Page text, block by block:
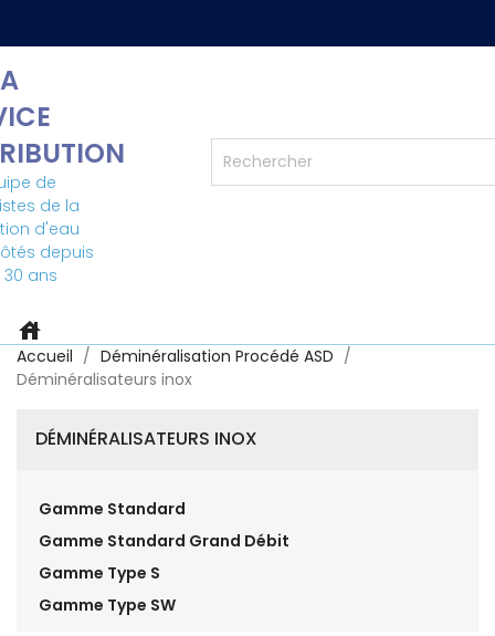
de
de la
d'eau
depuis
ans
house
Accueil
Déminéralisation Procédé ASD
Déminéralisateurs inox
DÉMINÉRALISATEURS INOX
Gamme Standard
Gamme Standard Grand Débit
Gamme Type S
Gamme Type SW